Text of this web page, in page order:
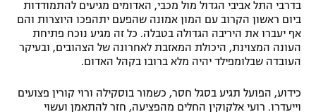
תקנון עבור פעילות ספורט 1 – "מרלן"
תנאי שימוש
מדיניות פרטיות
ספורט אתגרי ואקסטרים
אומנויות לחימה
גיימינג E-Sports
בדרבי התל אביבי הגדול מול מכבי, האדומים מגיעים להתמודדות
ביום ראשון הקרוב עם המון אמונה שהפעם יתהפכו היוצרות והם
אף יעברו את היריבה הגדולה בטבלה. כל זה מגיע נוכח פתיחת
העונה המצוינת, היכולת המאזבת לאחרונה של הצהובים, ובעיקר
העובדה שבלומפילד יהיה מלא ברובו בקהל האדום.
כידוע, הפועל תגיע בסגל חסר, כשמור בוסקילה ורוי קורין פצועים
וייעדרו. רועי אלקוקין החלים מהפציעה, חזר להתאמן ועשוי